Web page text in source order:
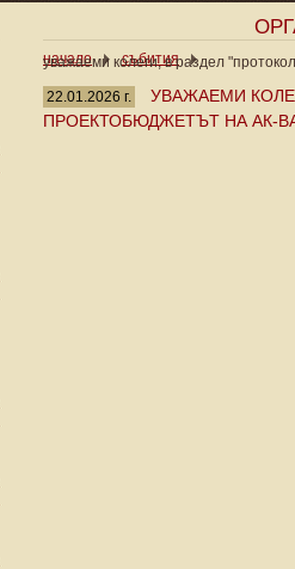
начало събития
уважаеми колеги, в раздел
22.01.2026 г.
УВАЖАЕМИ
ПРОЕКТОБЮДЖЕТЪТ НА АК-